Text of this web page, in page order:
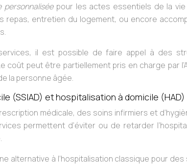
personnalisée pour les actes essentiels de la
repas, entretien du logement, ou encore
il est possible de faire appel à des
coût peut être partiellement pris en charge par
la personne âgée.
(SSIAD) et hospitalisation à domicile (HAD)
médicale, des soins infirmiers et
permettent d’éviter ou de retarder
alternative à l’hospitalisation classique pour